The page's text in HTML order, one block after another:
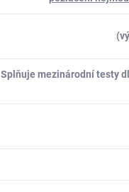
Splňuje mezinárodní testy